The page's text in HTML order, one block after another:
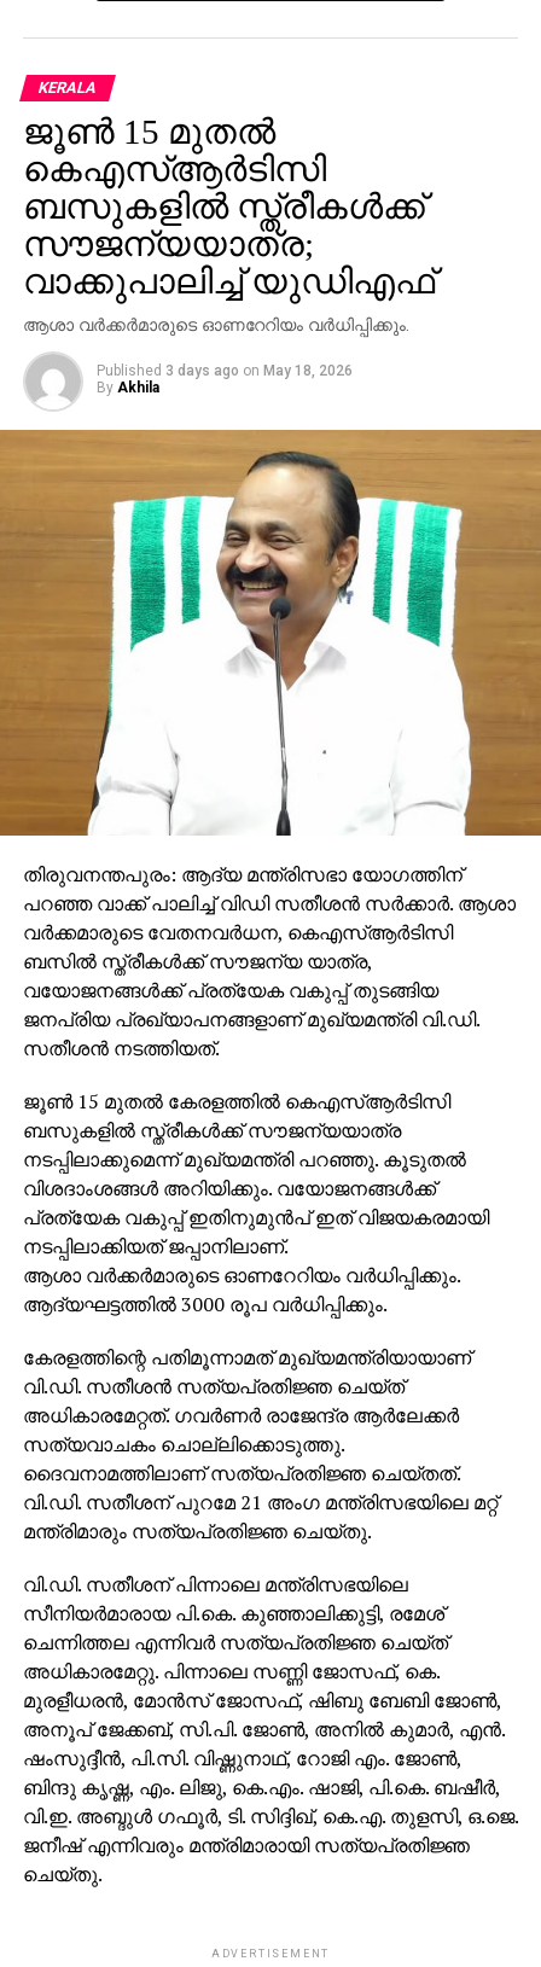
KERALA
ജൂണ്‍ 15 മുതല്‍
കെഎസ്ആര്‍ടിസി
ബസുകളില്‍ സ്ത്രീകള്‍ക്ക്
സൗജന്യയാത്ര;
വാക്കുപാലിച്ച് യുഡിഎഫ്
ആശാ വര്‍ക്കര്‍മാരുടെ ഓണറേറിയം വര്‍ധിപ്പിക്കും.
Published 3 days ago on May 18, 2026
By Akhila
തിരുവനന്തപുരം: ആദ്യ മന്ത്രിസഭാ യോഗത്തിന്
പറഞ്ഞ വാക്ക് പാലിച്ച് വിഡി സതീശന്‍ സര്‍ക്കാര്‍. ആശാ
വര്‍ക്കമാരുടെ വേതനവര്‍ധന, കെഎസ്ആര്‍ടിസി
ബസില്‍ സ്ത്രീകള്‍ക്ക് സൗജന്യ യാത്ര,
വയോജനങ്ങള്‍ക്ക് പ്രത്യേക വകുപ്പ് തുടങ്ങിയ
ജനപ്രിയ പ്രഖ്യാപനങ്ങളാണ് മുഖ്യമന്ത്രി വി.ഡി.
സതീശന്‍ നടത്തിയത്.
ജൂണ്‍ 15 മുതല്‍ കേരളത്തില്‍ കെഎസ്ആര്‍ടിസി
ബസുകളില്‍ സ്ത്രീകള്‍ക്ക് സൗജന്യയാത്ര
നടപ്പിലാക്കുമെന്ന് മുഖ്യമന്ത്രി പറഞ്ഞു. കൂടുതല്‍
വിശദാംശങ്ങള്‍ അറിയിക്കും. വയോജനങ്ങള്‍ക്ക്
പ്രത്യേക വകുപ്പ് ഇതിനുമുന്‍പ് ഇത് വിജയകരമായി
നടപ്പിലാക്കിയത് ജപ്പാനിലാണ്.
ആശാ വര്‍ക്കര്‍മാരുടെ ഓണറേറിയം വര്‍ധിപ്പിക്കും.
ആദ്യഘട്ടത്തില്‍ 3000 രൂപ വര്‍ധിപ്പിക്കും.
കേരളത്തിന്റെ പതിമൂന്നാമത് മുഖ്യമന്ത്രിയായാണ്
വി.ഡി. സതീശന്‍ സത്യപ്രതിജ്ഞ ചെയ്ത്
അധികാരമേറ്റത്. ഗവര്‍ണര്‍ രാജേന്ദ്ര ആര്‍ലേക്കര്‍
സത്യവാചകം ചൊല്ലിക്കൊടുത്തു.
ദൈവനാമത്തിലാണ് സത്യപ്രതിജ്ഞ ചെയ്തത്.
വി.ഡി. സതീശന് പുറമേ 21 അംഗ മന്ത്രിസഭയിലെ മറ്റ്
മന്ത്രിമാരും സത്യപ്രതിജ്ഞ ചെയ്തു.
വി.ഡി. സതീശന് പിന്നാലെ മന്ത്രിസഭയിലെ
സീനിയര്‍മാരായ പി.കെ. കുഞ്ഞാലിക്കുട്ടി, രമേശ്
ചെന്നിത്തല എന്നിവര്‍ സത്യപ്രതിജ്ഞ ചെയ്ത്
അധികാരമേറ്റു. പിന്നാലെ സണ്ണി ജോസഫ്, കെ.
മുരളീധരന്‍, മോന്‍സ് ജോസഫ്, ഷിബു ബേബി ജോണ്‍,
അനൂപ് ജേക്കബ്, സി.പി. ജോണ്‍, അനില്‍ കുമാര്‍, എന്‍.
ഷംസുദ്ദീന്‍, പി.സി. വിഷ്ണുനാഥ്, റോജി എം. ജോണ്‍,
ബിന്ദു കൃഷ്ണ, എം. ലിജു, കെ.എം. ഷാജി, പി.കെ. ബഷീര്‍,
വി.ഇ. അബ്ദുള്‍ ഗഫൂര്‍, ടി. സിദ്ദിഖ്, കെ.എ. തുളസി, ഒ.ജെ.
ജനീഷ് എന്നിവരും മന്ത്രിമാരായി സത്യപ്രതിജ്ഞ
ചെയ്തു.
ADVERTISEMENT